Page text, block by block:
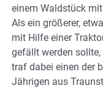
einem Waldstück
Als ein größerer,
mit Hilfe einer
gefällt werden
traf dabei einen der
Jährigen aus